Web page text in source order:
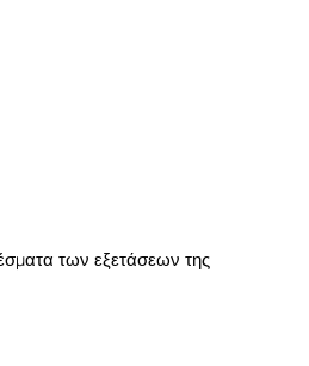
των εξετάσεων της